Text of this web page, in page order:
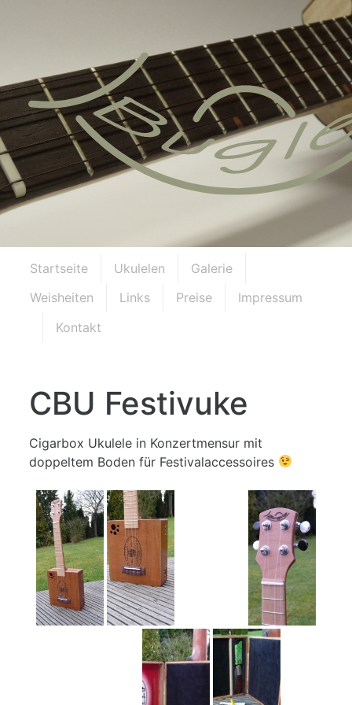
Startseite Ukulelen
Galerie
Weisheiten
Links Preise
Impressum
Kontakt
CBU Festivuke
Cigarbox Ukulele in Konzertmensur mit
doppeltem Boden für Festivalaccessoires